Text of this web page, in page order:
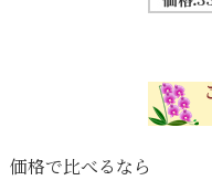
価格で比べるなら